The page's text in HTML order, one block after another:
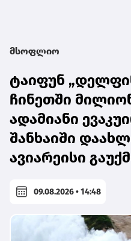
მსოფლიო
ტაიფუნ
ჩინეთში
ადამიანი
შანხაიში
ავიარეისი
09.08.2026 • 14:48